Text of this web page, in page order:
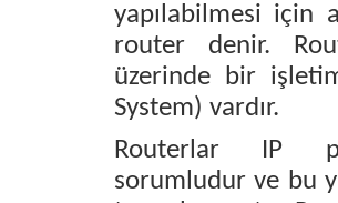
yapılabilmesi için
router denir.
üzerinde bir
System) vardır.
Routerlar IP
sorumludur ve bu